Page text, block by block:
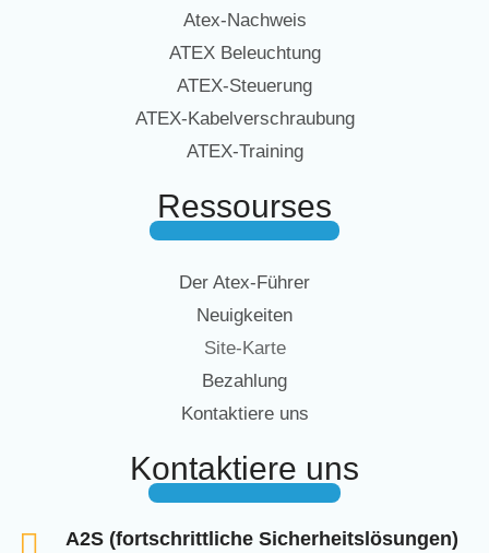
Atex-Nachweis
ATEX Beleuchtung
ATEX-Steuerung
ATEX-Kabelverschraubung
ATEX-Training
Ressourses
Der Atex-Führer
Neuigkeiten
Site-Karte
Bezahlung
Kontaktiere uns
Kontaktiere uns
A2S (fortschrittliche Sicherheitslösungen)